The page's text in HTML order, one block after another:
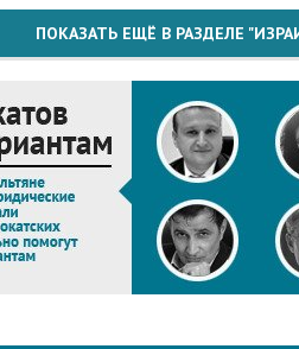
ПОКАЗАТЬ ЕЩЁ В РАЗДЕЛЕ